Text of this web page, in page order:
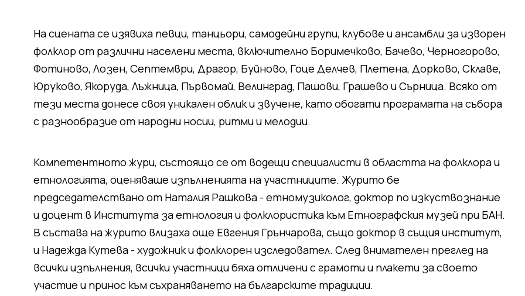
На сцената се изявиха певци, танцьори, самодейни групи, клубове и ансамбли за изворен
фолклор от различни населени места, включително Боримечково, Бачево, Черногорово,
Фотиново, Лозен, Септември, Драгор, Буйново, Гоце Делчев, Плетена, Дорково, Склаве,
Юруково, Якоруда, Лъжница, Първомай, Велинград, Пашови, Грашево и Сърница. Всяко от
тези места донесе своя уникален облик и звучене, като обогати програмата на събора
с разнообразие от народни носии, ритми и мелодии.
Компетентното жури, състоящо се от водещи специалисти в областта на фолклора и
етнологията, оценяваше изпълненията на участниците. Журито бе
председателствано от Наталия Рашкова - етномузиколог, доктор по изкуствознание
и доцент в Института за етнология и фолклористика към Етнографския музей при БАН.
В състава на журито влизаха още Евгения Грънчарова, също доктор в същия институт,
и Надежда Кутева - художник и фолклорен изследовател. След внимателен преглед на
всички изпълнения, всички участници бяха отличени с грамоти и плакети за своето
участие и принос към съхраняването на българските традиции.